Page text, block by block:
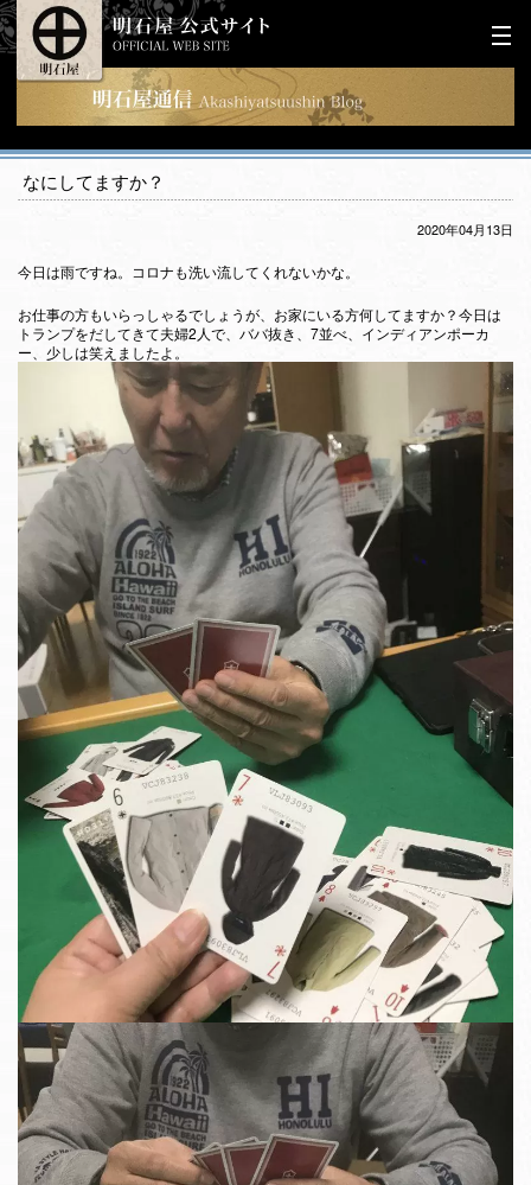
なにしてますか？
2020年04月13日
今日は雨ですね。コロナも洗い流してくれないかな。
お仕事の方もいらっしゃるでしょうが、お家にいる方何してますか？今日は
トランプをだしてきて夫婦2人で、ババ抜き、7並べ、インディアンポーカ
ー、少しは笑えましたよ。